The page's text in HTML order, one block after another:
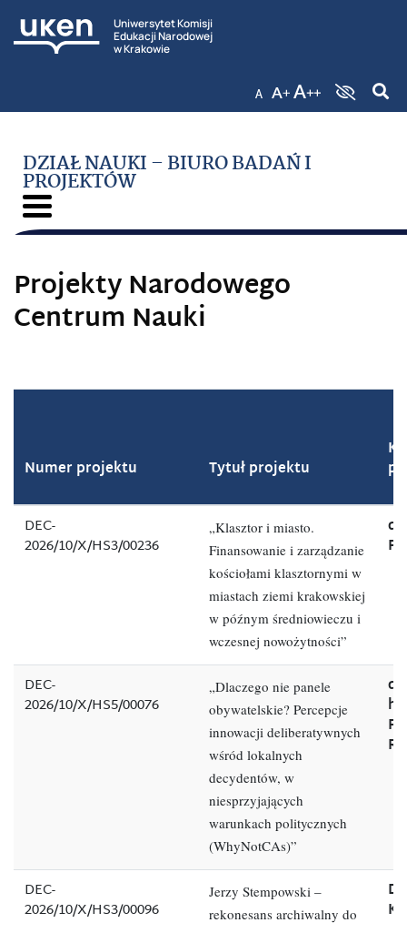
Uniwersytet Komisji
Edukacji Narodowej
w Krakowie
DZIAŁ NAUKI – BIURO BADAŃ I
PROJEKTÓW
Projekty Narodowego
Centrum Nauki
Numer projektu Tytuł projektu
DEC-
2026/10/X/HS3/00236
„Klasztor i miasto.
Finansowanie i zarządzanie
kościołami klasztornymi w
miastach ziemi krakowskiej
w późnym średniowieczu i
wczesnej nowożytności”
dr
DEC-
2026/10/X/HS5/00076
„Dlaczego nie panele
obywatelskie? Percepcje
innowacji deliberatywnych
wśród lokalnych
decydentów, w
niesprzyjających
warunkach politycznych
(WhyNotCAs)”
dr
DEC-
2026/10/X/HS3/00096
Jerzy Stempowski –
rekonesans archiwalny do